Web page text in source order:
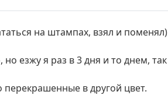
на штампах, взял и поменял)
езжу я раз в 3 дня и то днем, так
перекрашенные в другой цвет.